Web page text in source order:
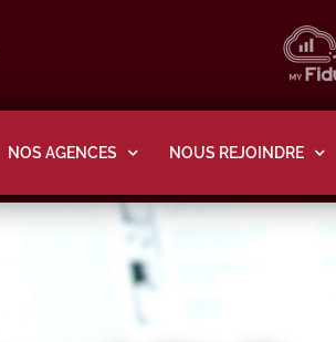
NOS AGENCES NOUS REJOINDRE